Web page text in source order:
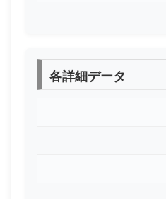
各詳細データ